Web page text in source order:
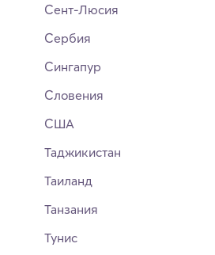
Сент-Люсия
Сербия
Сингапур
Словения
США
Таджикистан
Таиланд
Танзания
Тунис